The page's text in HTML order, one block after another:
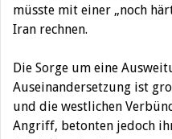
müsste mit einer „noch
Iran rechnen.
Die Sorge um eine
Auseinandersetzung ist
und die westlichen
Angriff, betonten jedoch